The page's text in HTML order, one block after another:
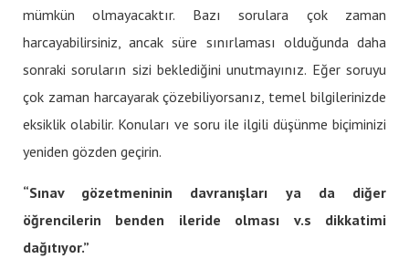
mümkün olmayacaktır. Bazı sorulara çok zaman
harcayabilirsiniz, ancak süre sınırlaması olduğunda daha
sonraki soruların sizi beklediğini unutmayınız. Eğer soruyu
çok zaman harcayarak çözebiliyorsanız, temel bilgilerinizde
eksiklik olabilir. Konuları ve soru ile ilgili düşünme biçiminizi
yeniden gözden geçirin.
“Sınav gözetmeninin davranışları ya da diğer
öğrencilerin benden ileride olması v.s dikkatimi
dağıtıyor.”